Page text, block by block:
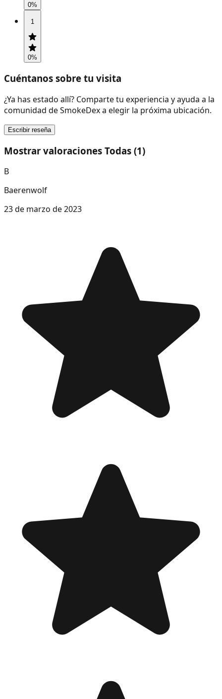
0%
1
0%
Cuéntanos sobre tu visita
¿Ya has estado allí? Comparte tu experiencia y ayuda a la
comunidad de SmokeDex a elegir la próxima ubicación.
Escribir reseña
Mostrar valoraciones Todas (1)
B
Baerenwolf
23 de marzo de 2023